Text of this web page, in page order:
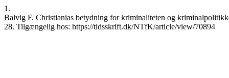
1.
Balvig F. Christianias betydning for kriminaliteten og
28. Tilgængelig hos: https://tidsskrift.dk/NTfK/article/view/70894